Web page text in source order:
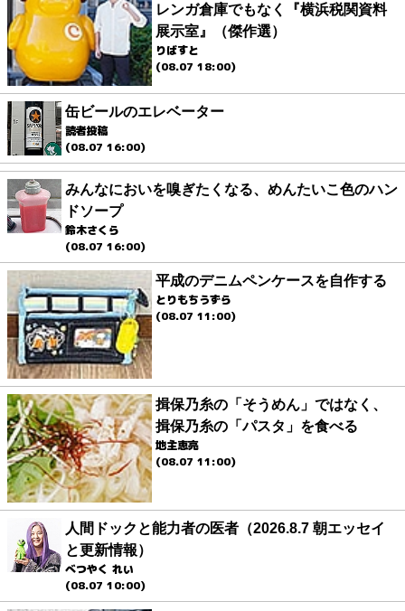
レンガ倉庫でもなく『横浜税関資料
展示室』（傑作選）
りばすと
(08.07 18:00)
缶ビールのエレベーター
読者投稿
(08.07 16:00)
みんなにおいを嗅ぎたくなる、めんたいこ色のハン
ドソープ
鈴木さくら
(08.07 16:00)
平成のデニムペンケースを自作する
とりもちうずら
(08.07 11:00)
揖保乃糸の「そうめん」ではなく、
揖保乃糸の「パスタ」を食べる
地主恵亮
(08.07 11:00)
人間ドックと能力者の医者（2026.8.7 朝エッセイ
と更新情報）
べつやく れい
(08.07 10:00)